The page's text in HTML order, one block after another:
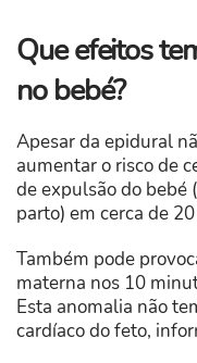
Que efeitos
no bebé?
Apesar da epidural
aumentar o risco de
de expulsão do bebé
parto) em cerca de
Também pode
materna nos 10
Esta anomalia não
cardíaco do feto,